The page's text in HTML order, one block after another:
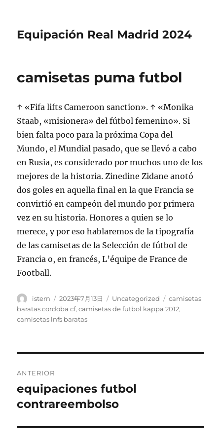
Equipación Real Madrid 2024
camisetas puma futbol
↑ «Fifa lifts Cameroon sanction». ↑ «Monika
Staab, «misionera» del fútbol femenino». Si
bien falta poco para la próxima Copa del
Mundo, el Mundial pasado, que se llevó a cabo
en Rusia, es considerado por muchos uno de los
mejores de la historia. Zinedine Zidane anotó
dos goles en aquella final en la que Francia se
convirtió en campeón del mundo por primera
vez en su historia. Honores a quien se lo
merece, y por eso hablaremos de la tipografía
de las camisetas de la Selección de fútbol de
Francia o, en francés, L’équipe de France de
Football.
Autor
istern
Publicado
el
2023年7月13日 Categorías
Uncategorized Etiquetas
camisetas
baratas cordoba cf,camisetas de futbol kappa 2012,
camisetas lnfs baratas
de
entradas
ANTERIOR
Entrada
anterior:
equipaciones futbol
contrareembolso